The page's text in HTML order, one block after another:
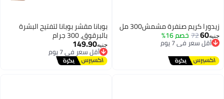
زيدورا كريم صنفرة مشمش300 مل
جنيه60
72 خصم 16%
أقل سعر في 7 يوم
توصيل مجاني
بوبانا مقشر بوبانا لتفتيح البشرة
بالبرقوق، 300 جرام
جنيه149.90
أقل سعر في 7 يوم
توصيل مجاني
أقل سعر في 7 يوم